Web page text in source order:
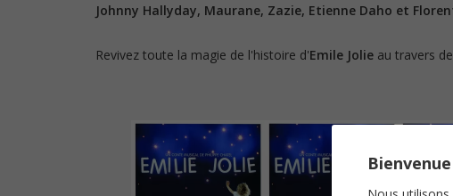
Johnny Hallyday, Maurane, Zazie, Etienne Daho et
Revivez toute la magie de l'histoire d'Emile Jolie au travers